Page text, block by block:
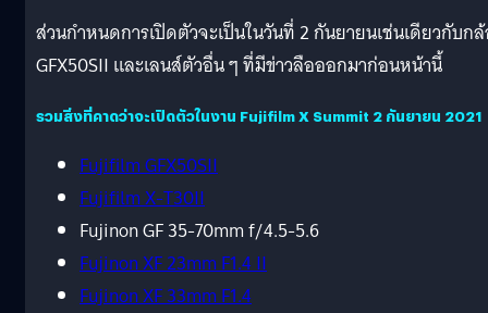
ส่วนกำหนดการเปิดตัวจะเป็นในวันที่ 2 กันยายนเช่นเดียวกับก
GFX50SII และเลนส์ตัวอื่น ๆ ที่มีข่าวลือออกมาก่อนหน้านี้
รวมสิ่งที่คาดว่าจะเปิดตัวในงาน Fujifilm X Summit 2 กันยายน 2021
Fujifilm GFX50SII
Fujifilm X-T30II
Fujinon GF 35-70mm f/4.5-5.6
Fujinon XF 23mm F1.4 II
Fujinon XF 33mm F1.4